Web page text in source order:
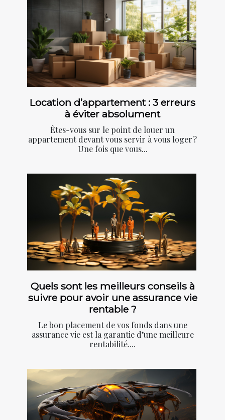
Location d’appartement : 3 erreurs
à éviter absolument
Êtes-vous sur le point de louer un
appartement devant vous servir à vous loger ?
Une fois que vous...
Quels sont les meilleurs conseils à
suivre pour avoir une assurance vie
rentable ?
Le bon placement de vos fonds dans une
assurance vie est la garantie d’une meilleure
rentabilité....